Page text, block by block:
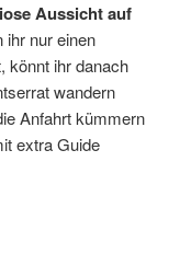
Aussicht auf
ihr nur einen
könnt ihr danach
wandern
Anfahrt kümmern
extra Guide